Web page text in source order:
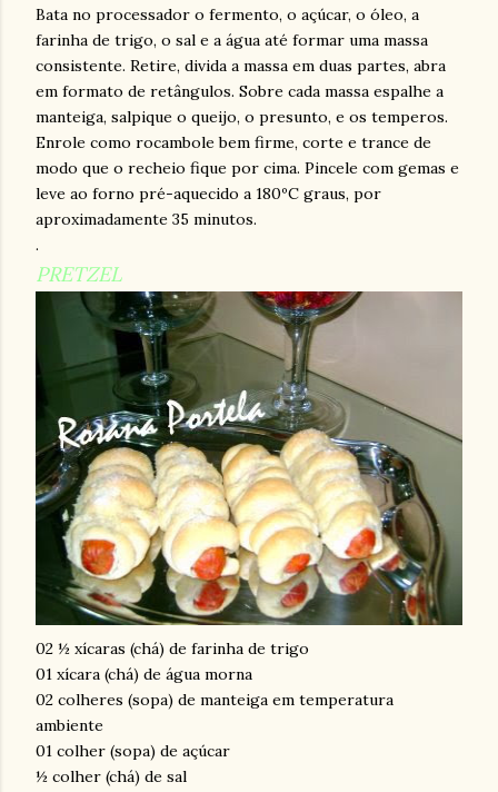
Bata no processador o fermento, o açúcar, o óleo, a
farinha de trigo, o sal e a água até formar uma massa
consistente. Retire, divida a massa em duas partes, abra
em formato de retângulos. Sobre cada massa espalhe a
manteiga, salpique o queijo, o presunto, e os temperos.
Enrole como rocambole bem firme, corte e trance de
modo que o recheio fique por cima. Pincele com gemas e
leve ao forno pré-aquecido a 180ºC graus, por
aproximadamente 35 minutos.
.
PRETZEL
02 ½ xícaras (chá) de farinha de trigo
01 xícara (chá) de água morna
02 colheres (sopa) de manteiga em temperatura
ambiente
01 colher (sopa) de açúcar
½ colher (chá) de sal